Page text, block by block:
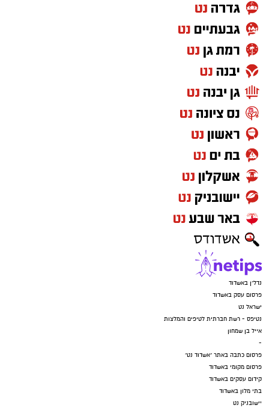
נדל"ן באשדוד
פרסום עסק באשדוד
ישראל נט
נטיפס - רשת חברתית לטיפים והמלצות
אייל בן שמחון
-
פרסום כתבה באתר "אשדוד נט"
פרסום מקומי באשדוד
קידום עסקים באשדוד
בתי מלון באשדוד
יישובניק נט